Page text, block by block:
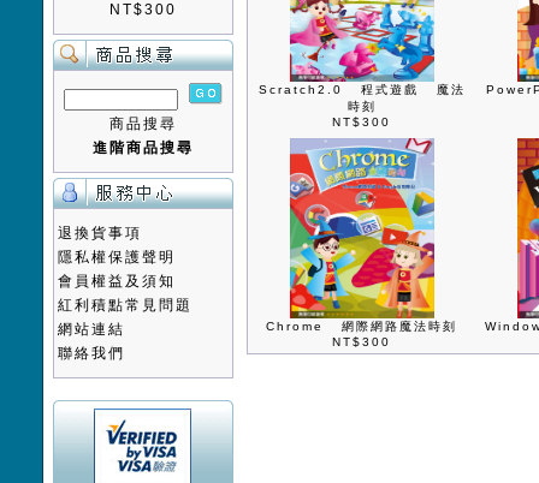
NT$300
商品搜尋
進階商品搜尋
退換貨事項
隱私權保護聲明
會員權益及須知
紅利積點常見問題
網站連結
聯絡我們
Scratch2.0 程式遊戲 魔法
時刻
NT$300
Chrome 網際網路魔法時刻
NT$300